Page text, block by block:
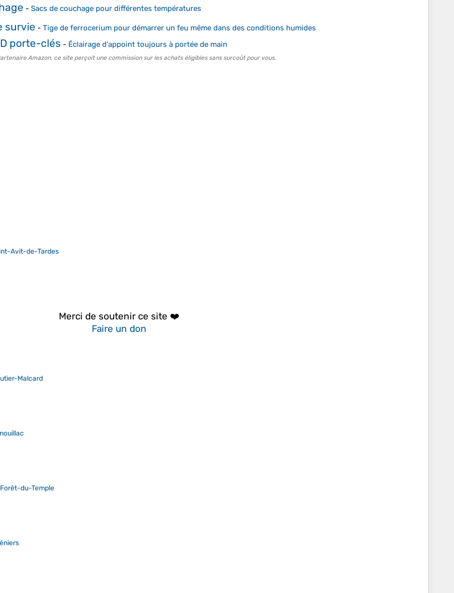
- Sacs de couchage pour différentes températures
survie - Tige de ferrocerium pour démarrer un feu même dans des conditions humides
porte-clés - Éclairage d'appoint toujours à portée de main
Amazon, ce site perçoit une commission sur les achats éligibles sans surcoût pour vous.
Avit-de-Tardes
Merci de soutenir ce site ❤️
Faire un don
Malcard
du-Temple